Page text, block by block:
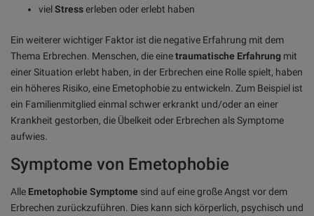
viel Stresserleben oder erlebt haben
Ein weiterer wichtiger Faktor ist die negative Erfahrung mit dem
Thema Erbrechen. Menschen, die einetraumatische Erfahrung mit
einer Situation erlebt haben, in der Erbrechen eine Rolle spielt, haben
ein höheres Risiko, eine Emetophobie zu entwickeln. Zum Beispiel ist
ein Familienmitglied einmal schwer erkrankt und/oder an einer
Krankheit gestorben, die Übelkeit oder Erbrechen als Symptome
aufwies.
Symptome von Emetophobie
Alle Emetophobie Symptome sind auf eine große Angst vor dem
Erbrechen zurückzuführen. Dies kann sich körperlich, psychisch und